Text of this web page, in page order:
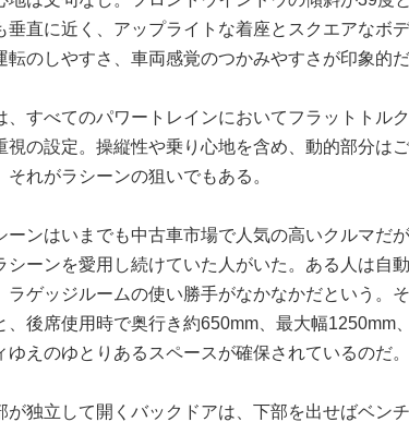
垂直に近く、アップライトな着座とスクエアなボ
転のしやすさ、車両感覚のつかみやすさが印象的だ
、すべてのパワートレインにおいてフラットトル
視の設定。操縦性や乗り心地を含め、動的部分は
それがラシーンの狙いでもある。
ーンはいまでも中古車市場で人気の高いクルマだ
シーンを愛用し続けていた人がいた。ある人は自
ラゲッジルームの使い勝手がなかなかだという。
、後席使用時で奥行き約650mm、最大幅1250mm
ゆえのゆとりあるスペースが確保されているのだ。
が独立して開くバックドアは、下部を出せばベン